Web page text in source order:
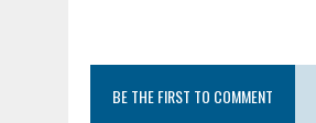
BE THE FIRST TO COMMENT